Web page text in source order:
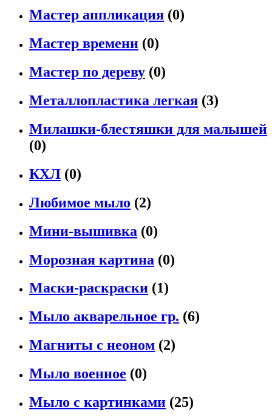
Мастер аппликация (0)
Мастер времени (0)
Мастер по дереву (0)
Металлопластика легкая (3)
Милашки-блестяшки для малышей
(0)
КХЛ (0)
Любимое мыло (2)
Мини-вышивка (0)
Морозная картина (0)
Маски-раскраски (1)
Мыло акварельное гр. (6)
Магниты с неоном (2)
Мыло военное (0)
Мыло с картинками (25)